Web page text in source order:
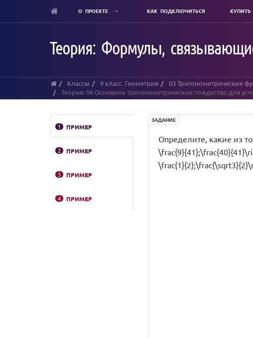
О ПРОЕКТЕ КАК ПОДКЛЮЧИТЬСЯ КУПИТЬ
Теория: Формулы,
Классы 9 класс. Геометрия
03 Тригонометрические
Теория: 06 Основное тригонометрическое тождество для
1 ПРИМЕР
2 ПРИМЕР
3 ПРИМЕР
4 ПРИМЕР
ЗАДАНИЕ
Определите, какие из